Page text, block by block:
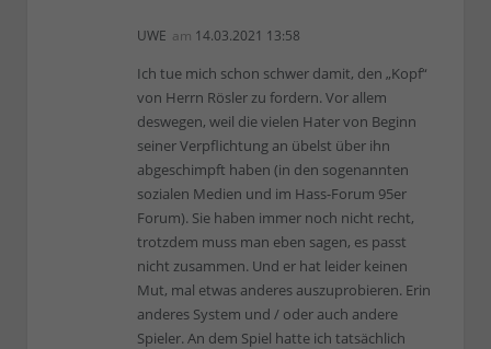
UWE am 14.03.2021 13:58
Ich tue mich schon schwer damit, den „Kopf“
von Herrn Rösler zu fordern. Vor allem
deswegen, weil die vielen Hater von Beginn
seiner Verpflichtung an übelst über ihn
abgeschimpft haben (in den sogenannten
sozialen Medien und im Hass-Forum 95er
Forum). Sie haben immer noch nicht recht,
trotzdem muss man eben sagen, es passt
nicht zusammen. Und er hat leider keinen
Mut, mal etwas anderes auszuprobieren. Erin
anderes System und / oder auch andere
Spieler. An dem Spiel hatte ich tatsächlich